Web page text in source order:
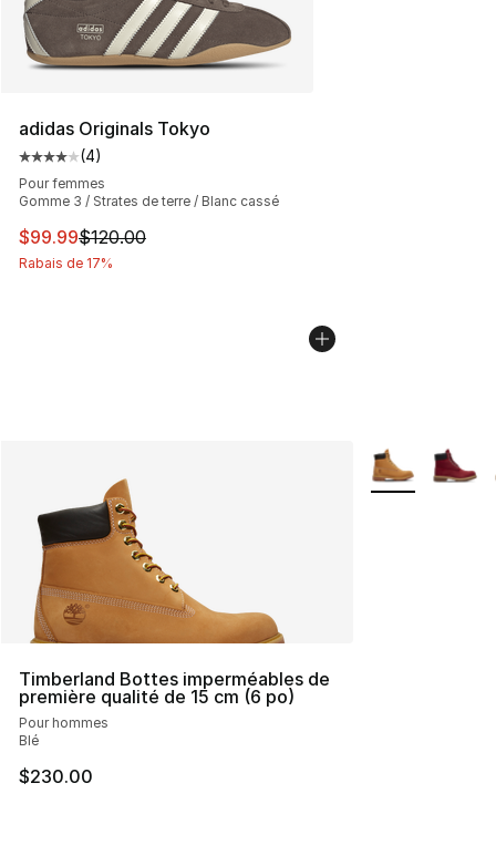
adidas Originals Tokyo
Cote moyenne du client - [4 sur 5 étoiles], 4
(4)
Pour femmes
Gomme 3 / Strates de terre / Blanc cassé
Cet article est en solde. Le prix est passé de $120.00 à
$99.99$120.00
Rabais de 17%
Timberland Bottes imperméables de
première qualité de 15 cm (6 po)
Pour hommes
Blé
$230.00
Plus de